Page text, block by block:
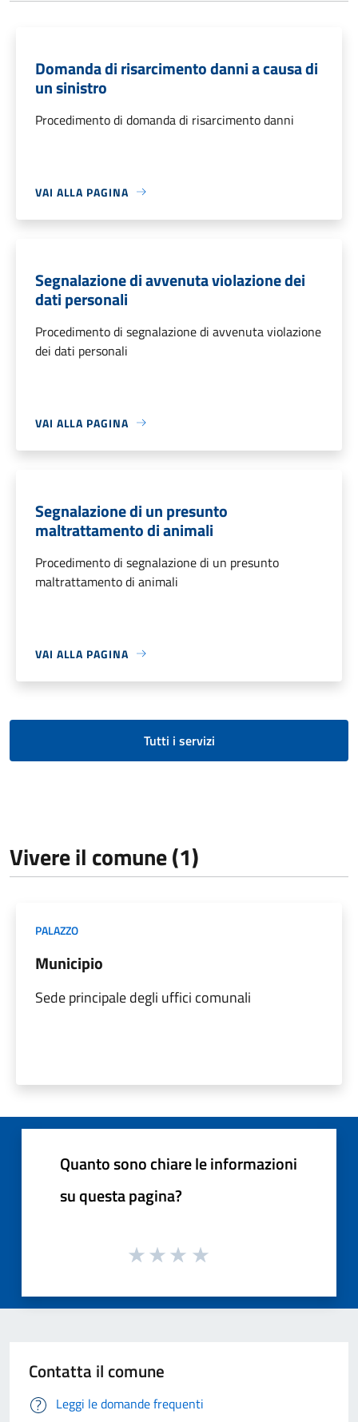
Domanda di risarcimento danni a causa di
un sinistro
Procedimento di domanda di risarcimento danni
VAI ALLA PAGINA
Segnalazione di avvenuta violazione dei
dati personali
Procedimento di segnalazione di avvenuta violazione
dei dati personali
VAI ALLA PAGINA
Segnalazione di un presunto
maltrattamento di animali
Procedimento di segnalazione di un presunto
maltrattamento di animali
VAI ALLA PAGINA
Tutti i servizi
Vivere il comune (1)
PALAZZO
Municipio
Sede principale degli uffici comunali
Quanto sono chiare le informazioni
su questa pagina?
Contatta il comune
Leggi le domande frequenti